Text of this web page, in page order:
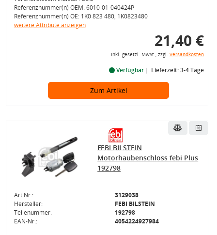
Referenznummer(n) OEM: 6010-01-040424P
Referenznummer(n) OE: 1K0 823 480, 1K0823480
weitere Attribute anzeigen
21,40 €
inkl. gesetzl. MwSt., zzgl. Versandkosten
Verfügbar Lieferzeit: 3-4 Tage
Zum Artikel
FEBI BILSTEIN
Motorhaubenschloss febi Plus
192798
Art.Nr.:
3129038
Hersteller:
FEBI BILSTEIN
Teilenummer:
192798
EAN-Nr.:
4054224927984